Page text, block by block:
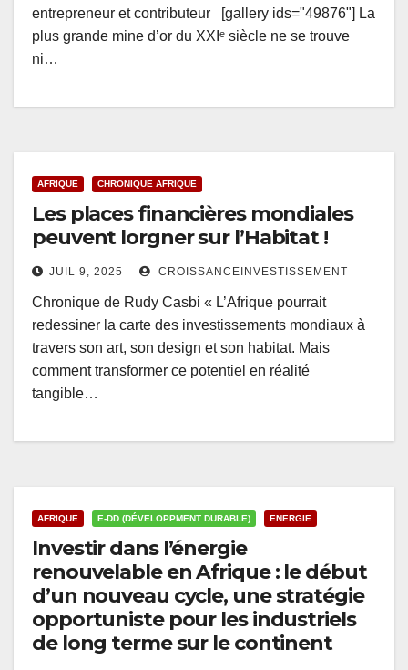
entrepreneur et contributeur [gallery ids="49876"] La
plus grande mine d’or du XXIᵉ siècle ne se trouve
ni…
AFRIQUE CHRONIQUE AFRIQUE
Les places financières mondiales
peuvent lorgner sur l’Habitat !
JUIL 9, 2025 CROISSANCEINVESTISSEMENT
Chronique de Rudy Casbi « L’Afrique pourrait
redessiner la carte des investissements mondiaux à
travers son art, son design et son habitat. Mais
comment transformer ce potentiel en réalité
tangible…
AFRIQUE E-DD (DÉVELOPPMENT DURABLE) ENERGIE
Investir dans l’énergie
renouvelable en Afrique : le début
d’un nouveau cycle, une stratégie
opportuniste pour les industriels
de long terme sur le continent